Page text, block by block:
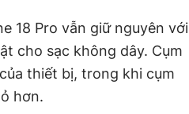
18 Pro vẫn giữ nguyên với
cho sạc không dây. Cụm
thiết bị, trong khi cụm
hơn.